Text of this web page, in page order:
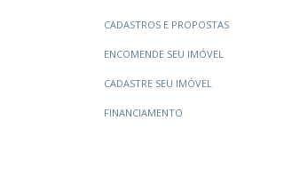
CADASTROS E PROPOSTAS
ENCOMENDE SEU IMÓVEL
CADASTRE SEU IMÓVEL
FINANCIAMENTO